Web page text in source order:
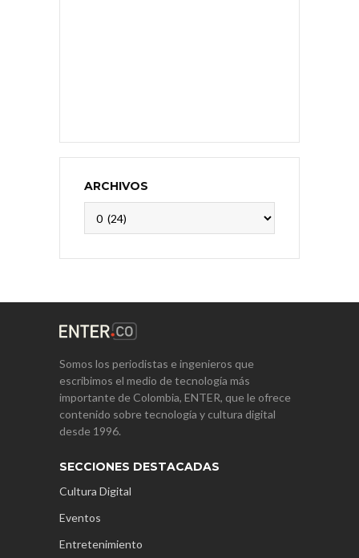
ARCHIVOS
Somos los periodistas e ingenieros que
escribimos el medio de tecnología más
importante de Colombia, ENTER, que le ofrece
contenido sobre tecnología y cultura digital
desde 1996.
SECCIONES DESTACADAS
Cultura Digital
Eventos
Entretenimiento